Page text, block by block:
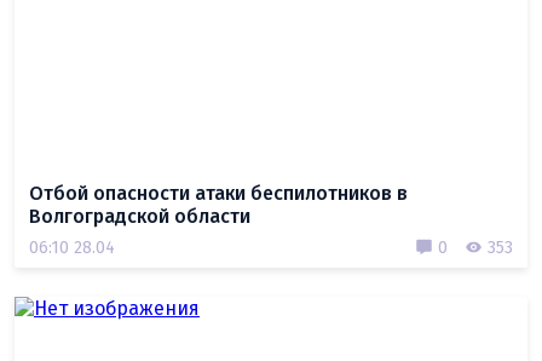
Отбой опасности атаки беспилотников в
Волгоградской области
06:10 28.04 0 353